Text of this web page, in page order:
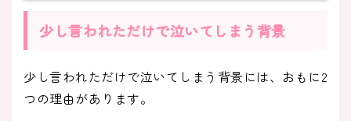
少し言われただけで泣いてしまう背景
少し言われただけで泣いてしまう背景には、おもに2
つの理由があります。